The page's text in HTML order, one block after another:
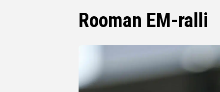
Rooman EM-ralli